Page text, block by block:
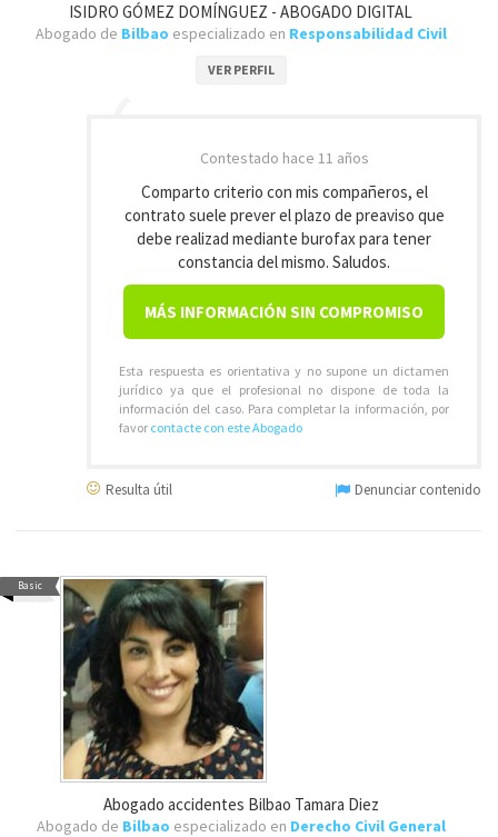
ISIDRO GÓMEZ DOMÍNGUEZ - ABOGADO DIGITAL
Abogado de Bilbao especializado en Responsabilidad Civil
VER PERFIL
Contestado hace 11 años
Comparto criterio con mis compañeros, el
contrato suele prever el plazo de preaviso que
debe realizad mediante burofax para tener
constancia del mismo. Saludos.
MÁS INFORMACIÓN SIN COMPROMISO
Esta respuesta es orientativa y no supone un dictamen
jurídico ya que el profesional no dispone de toda la
información del caso. Para completar la información, por
favor contacte con este Abogado
Resulta útil Denunciar contenido
Basic
Abogado accidentes Bilbao Tamara Diez
Abogado de Bilbao especializado en Derecho Civil General